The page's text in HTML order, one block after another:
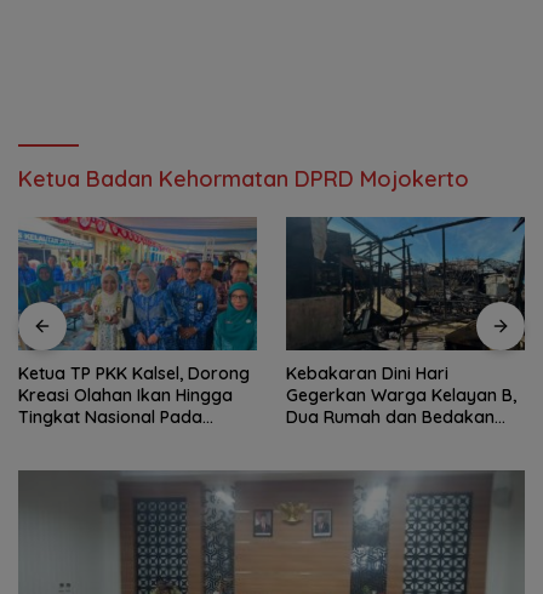
Ketua Badan Kehormatan DPRD Mojokerto
Ketua TP PKK Kalsel, Dorong
Kreasi Olahan Ikan Hingga
Tingkat Nasional Pada
Kebakaran Dini Hari
Gegerkan Warga Kelayan B,
Dua Rumah dan Bedakan